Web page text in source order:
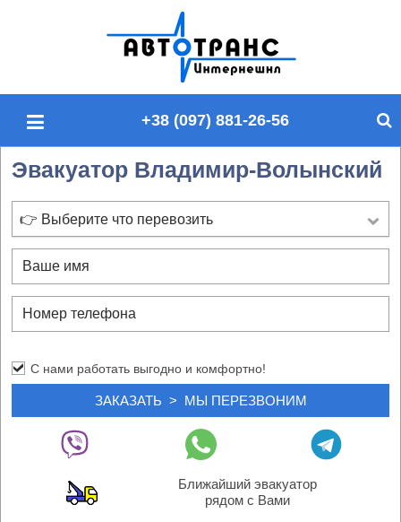
п
о
й
у
+38 (097) 881-26-56
Эвакуатор Владимир-Волынский
👉 Выберите что перевозить
С нами работать выгодно и комфортно!
Ближайший эвакуатор
рядом с Вами